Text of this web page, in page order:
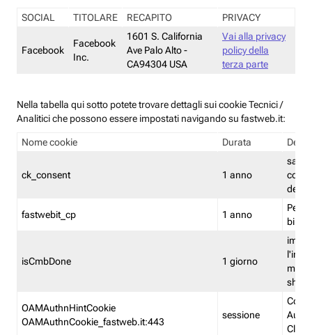
SOCIAL TITOLARE RECAPITO PRIVACY
Facebook
Facebook
Inc.
1601 S. California
Ave Palo Alto -
CA94304 USA
Vai alla privacy
policy della
terza parte
Nella tabella qui sotto potete trovare dettagli sui cookie Tecnici /
Analitici che possono essere impostati navigando su fastweb.it:
Nome cookie Durata
ck_consent 1 anno
salva
dei
fastwebit_cp 1 anno
isCmbDone 1 giorno
shp
OAMAuthnHintCookie
OAMAuthnCookie_fastweb.it:443
sessione